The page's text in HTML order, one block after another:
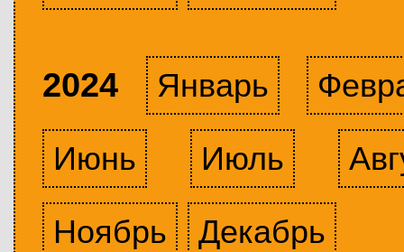
2024 Январь
Июнь
Июль
Ноябрь
Декабрь